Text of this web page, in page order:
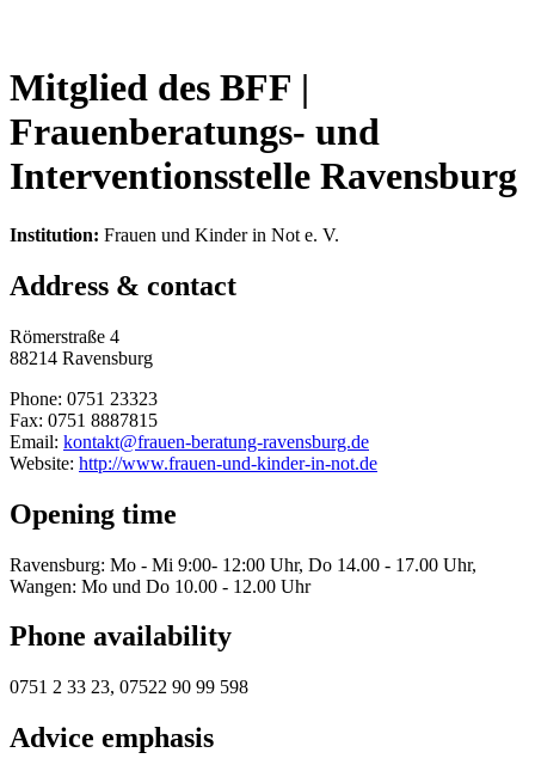
Mitglied des BFF |
Frauenberatungs- und
Interventionsstelle Ravensburg
Institution: Frauen und Kinder in Not e. V.
Address & contact
Römerstraße 4
88214 Ravensburg
Phone: 0751 23323
Fax: 0751 8887815
Email: kontakt@frauen-beratung-ravensburg.de
Website: http://www.frauen-und-kinder-in-not.de
Opening time
Ravensburg: Mo - Mi 9:00- 12:00 Uhr, Do 14.00 - 17.00 Uhr,
Wangen: Mo und Do 10.00 - 12.00 Uhr
Phone availability
0751 2 33 23, 07522 90 99 598
Advice emphasis